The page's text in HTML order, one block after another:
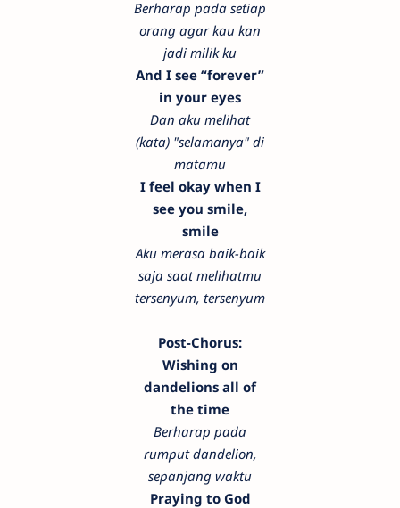
Berharap pada setiap
orang agar kau kan
jadi milik ku
And I see “forever”
in your eyes
Dan aku melihat
(kata) "selamanya" di
matamu
I feel okay when I
see you smile,
smile
Aku merasa baik-baik
saja saat melihatmu
tersenyum, tersenyum
Post-Chorus:
Wishing on
dandelions all of
the time
Berharap pada
rumput dandelion,
sepanjang waktu
Praying to God